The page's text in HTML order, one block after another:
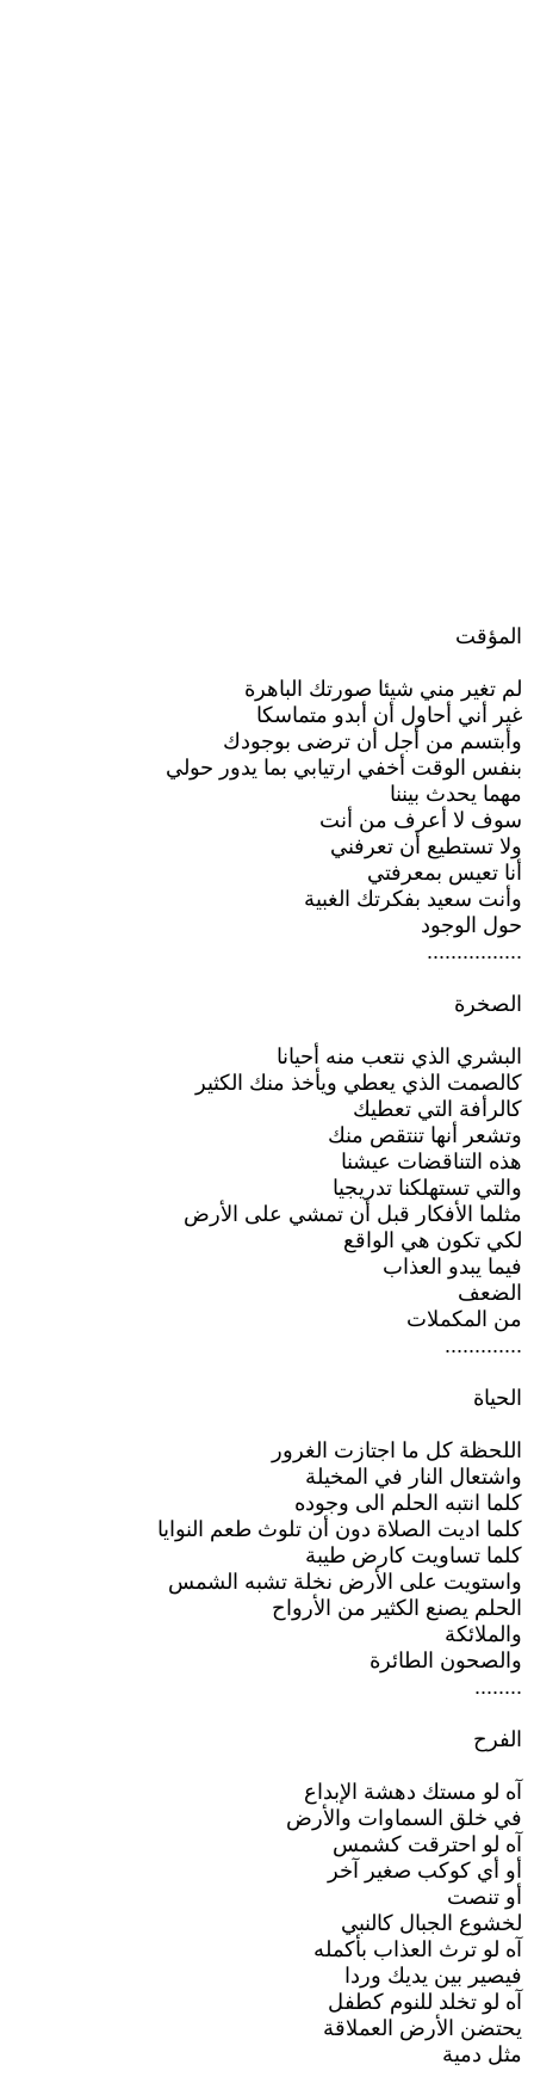
المؤقت
لم تغير مني شيئا صورتك الباهرة
غير أني أحاول أن أبدو متماسكا
وأبتسم من أجل أن ترضى بوجودك
بنفس الوقت أخفي ارتيابي بما يدور حولي
مهما يحدث بيننا
سوف لا أعرف من أنت
ولا تستطيع أن تعرفني
أنا تعيس بمعرفتي
وأنت سعيد بفكرتك الغبية
حول الوجود
................
الصخرة
البشري الذي نتعب منه أحيانا
كالصمت الذي يعطي ويأخذ منك الكثير
كالرأفة التي تعطيك
وتشعر أنها تنتقص منك
هذه التناقضات عيشنا
والتي تستهلكنا تدريجيا
مثلما الأفكار قبل أن تمشي على الأرض
لكي تكون هي الواقع
فيما يبدو العذاب
الضعف
من المكملات
.............
الحياة
اللحظة كل ما اجتازت الغرور
واشتعال النار في المخيلة
كلما انتبه الحلم الى وجوده
كلما اديت الصلاة دون أن تلوث طعم النوايا
كلما تساويت كارض طيبة
واستويت على الأرض نخلة تشبه الشمس
الحلم يصنع الكثير من الأرواح
والملائكة
والصحون الطائرة
........
الفرح
آه لو مستك دهشة الإبداع
في خلق السماوات والأرض
آه لو احترقت كشمس
أو أي كوكب صغير آخر
أو تنصت
لخشوع الجبال كالنبي
آه لو ترث العذاب بأكمله
فيصير بين يديك وردا
آه لو تخلد للنوم كطفل
يحتضن الأرض العملاقة
مثل دمية